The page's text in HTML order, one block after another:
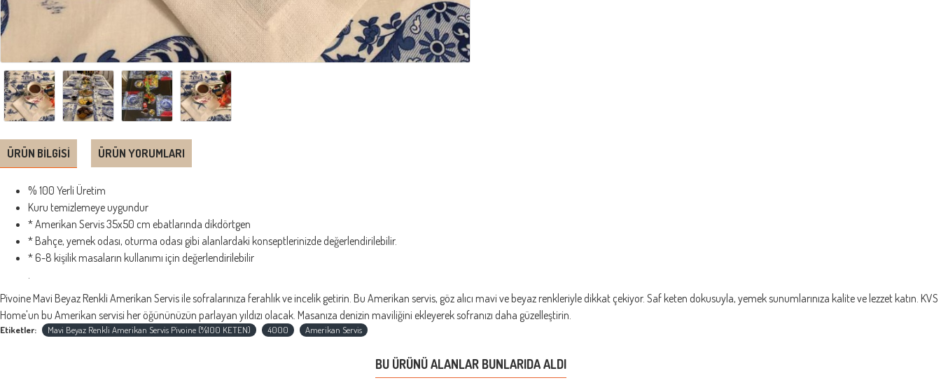
ÜRÜN BILGISI ÜRÜN YORUMLARI
% 100 Yerli Üretim
Kuru temizlemeye uygundur
* Amerikan Servis 35x50 cm ebatlarında dikdörtgen
* Bahçe, yemek odası, oturma odası gibi alanlardaki konseptlerinizde değerlendirilebilir.
* 6-8 kişilik masaların kullanımı için değerlendirilebilir
.
Pivoine Mavi Beyaz Renkli Amerikan Servis ile sofralarınıza ferahlık ve incelik getirin. Bu Amerikan servis, göz alıcı mavi ve beyaz renkleriyle dikkat çekiyor. Saf keten dokusuyla, yemek sunumlarınıza kalite ve lezzet katın. KVS
Home'un bu Amerikan servisi her öğününüzün parlayan yıldızı olacak. Masanıza denizin maviliğini ekleyerek sofranızı daha güzelleştirin.
Etiketler: Mavi Beyaz Renkli Amerikan Servis Pivoine (%100 KETEN) 4000 Amerikan Servis
BU ÜRÜNÜ ALANLAR BUNLARIDA ALDI